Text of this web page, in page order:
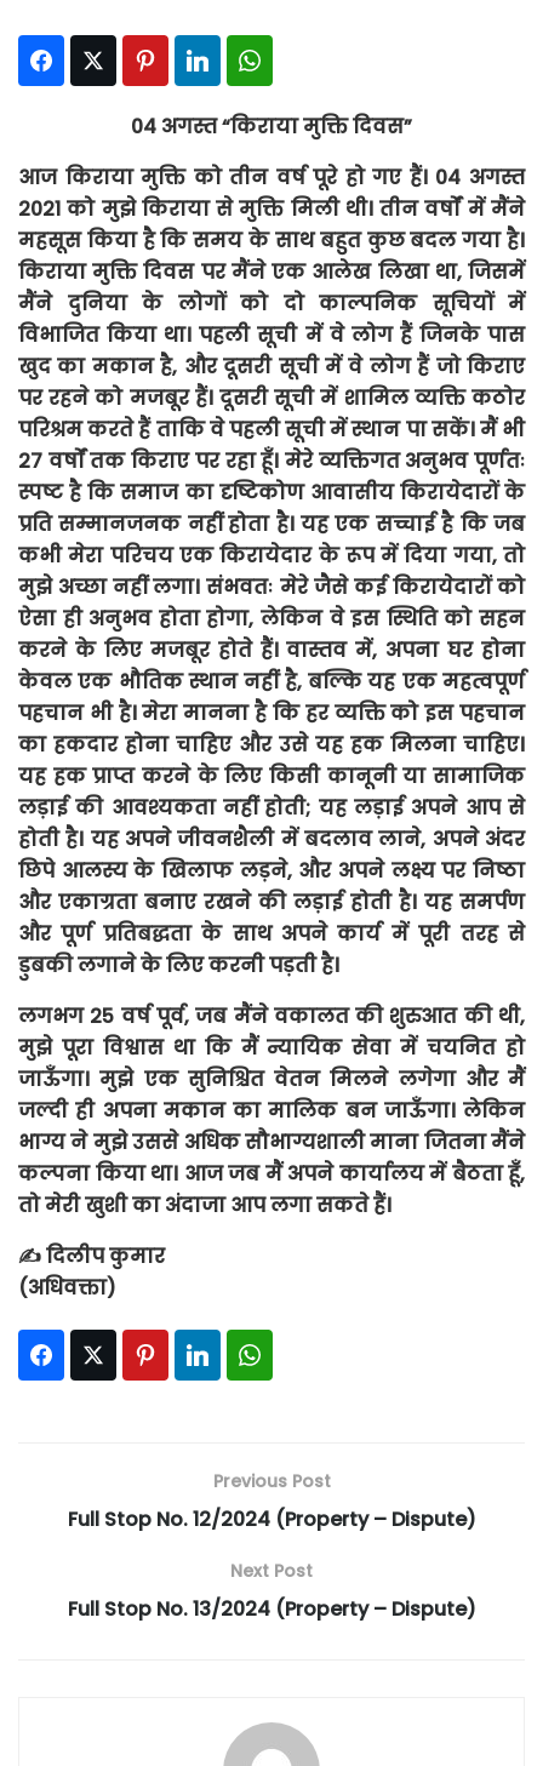
FacebookTwitter PinterestLinkedIn
04 अगस्त “किराया मुक्ति दिवस”
आज किराया मुक्ति को तीन वर्ष पूरे हो गए हैं। 04 अगस्त
2021 को मुझे किराया से मुक्ति मिली थी। तीन वर्षों में मैंने
महसूस किया है कि समय के साथ बहुत कुछ बदल गया है।
किराया मुक्ति दिवस पर मैंने एक आलेख लिखा था, जिसमें
मैंने दुनिया के लोगों को दो काल्पनिक सूचियों में
विभाजित किया था। पहली सूची में वे लोग हैं जिनके पास
खुद का मकान है, और दूसरी सूची में वे लोग हैं जो किराए
पर रहने को मजबूर हैं। दूसरी सूची में शामिल व्यक्ति कठोर
परिश्रम करते हैं ताकि वे पहली सूची में स्थान पा सकें। मैं भी
27 वर्षों तक किराए पर रहा हूँ। मेरे व्यक्तिगत अनुभव पूर्णतः
स्पष्ट है कि समाज का दृष्टिकोण आवासीय किरायेदारों के
प्रति सम्मानजनक नहीं होता है। यह एक सच्चाई है कि जब
कभी मेरा परिचय एक किरायेदार के रूप में दिया गया, तो
मुझे अच्छा नहीं लगा। संभवतः मेरे जैसे कई किरायेदारों को
ऐसा ही अनुभव होता होगा, लेकिन वे इस स्थिति को सहन
करने के लिए मजबूर होते हैं। वास्तव में, अपना घर होना
केवल एक भौतिक स्थान नहीं है, बल्कि यह एक महत्वपूर्ण
पहचान भी है। मेरा मानना है कि हर व्यक्ति को इस पहचान
का हकदार होना चाहिए और उसे यह हक मिलना चाहिए।
यह हक प्राप्त करने के लिए किसी कानूनी या सामाजिक
लड़ाई की आवश्यकता नहीं होती; यह लड़ाई अपने आप से
होती है। यह अपने जीवनशैली में बदलाव लाने, अपने अंदर
छिपे आलस्य के खिलाफ लड़ने, और अपने लक्ष्य पर निष्ठा
और एकाग्रता बनाए रखने की लड़ाई होती है। यह समर्पण
और पूर्ण प्रतिबद्धता के साथ अपने कार्य में पूरी तरह से
डुबकी लगाने के लिए करनी पड़ती है।
लगभग 25 वर्ष पूर्व, जब मैंने वकालत की शुरुआत की थी,
मुझे पूरा विश्वास था कि मैं न्यायिक सेवा में चयनित हो
जाऊँगा। मुझे एक सुनिश्चित वेतन मिलने लगेगा और मैं
जल्दी ही अपना मकान का मालिक बन जाऊँगा। लेकिन
भाग्य ने मुझे उससे अधिक सौभाग्यशाली माना जितना मैंने
कल्पना किया था। आज जब मैं अपने कार्यालय में बैठता हूँ,
तो मेरी खुशी का अंदाजा आप लगा सकते हैं।
✍दिलीप कुमार
(अधिवक्ता)
FacebookTwitter PinterestLinkedIn
Previous Post
Full Stop No. 12/2024 (Property – Dispute)
Next Post
Full Stop No. 13/2024 (Property – Dispute)